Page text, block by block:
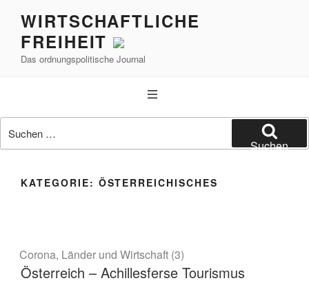
Inhalt
springen
WIRTSCHAFTLICHE
FREIHEIT
Das ordnungspolitische Journal
nach:
Suchen
KATEGORIE: ÖSTERREICHISCHES
Corona, Länder und Wirtschaft (3)
Österreich – Achillesferse Tourismus